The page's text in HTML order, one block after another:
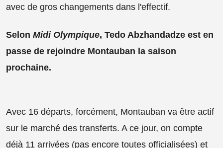
avec de gros changements dans l'effectif.
Selon Midi Olympique, Tedo Abzhandadze est en
passe de rejoindre Montauban la saison
prochaine.
Avec 16 départs, forcément, Montauban va être actif
sur le marché des transferts. A ce jour, on compte
déjà 11 arrivées (pas encore toutes officialisées) et